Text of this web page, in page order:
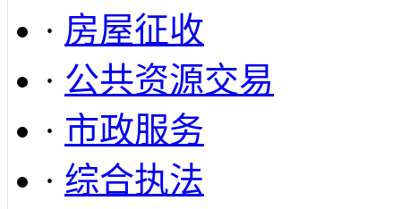
· 房屋征收
· 公共资源交易
· 市政服务
· 综合执法